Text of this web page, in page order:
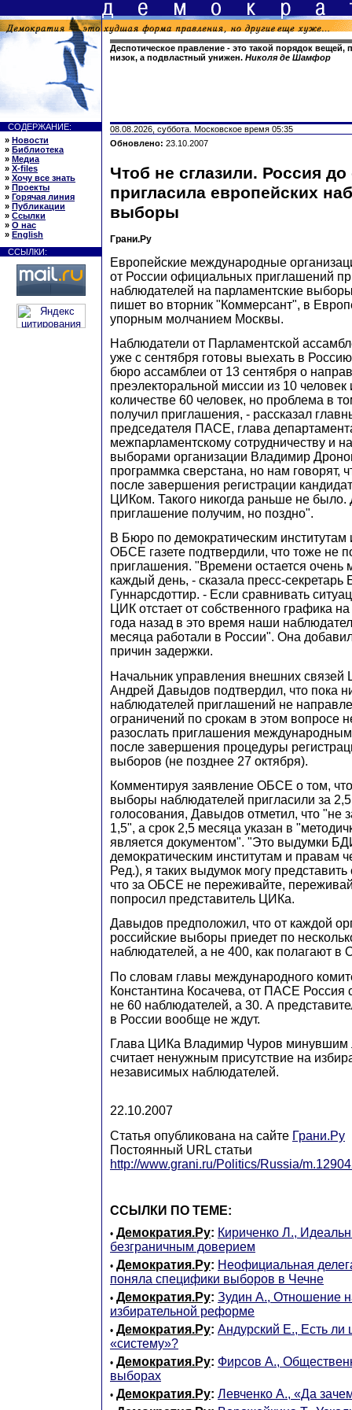
Деспотическое правление - это такой порядок
низок, а подвластный унижен. Николя де Шамфор
СОДЕРЖАНИЕ:
» Новости
» Библиотека
» Медиа
» X-files
» Хочу все знать
» Проекты
» Горячая линия
» Публикации
» Ссылки
» О нас
» English
ССЫЛКИ:
08.08.2026, суббота. Московское время 05:35
Обновлено: 23.10.2007
Чтоб не сглазили. Россия
пригласила европейских
выборы
Грани.Ру
Европейские международные
от России официальных приглашений
наблюдателей на парламентские
пишет во вторник "Коммерсант", в
упорным молчанием Москвы.
Наблюдатели от Парламентской
уже с сентября готовы выехать в
бюро ассамблеи от 13 сентября о
преэлекторальной миссии из 10
количестве 60 человек, но проблема в
получил приглашения, - рассказал
председателя ПАСЕ, глава
межпарламентскому сотрудничеству и
выборами организации Владимир
программка сверстана, но нам говорят,
после завершения регистрации
ЦИКом. Такого никогда раньше не
приглашение получим, но поздно".
В Бюро по демократическим институтам
ОБСЕ газете подтвердили, что тоже не
приглашения. "Времени остается очень
каждый день, - сказала пресс-секретарь
Гуннарсдоттир. - Если сравнивать
ЦИК отстает от собственного графика
года назад в это время наши
месяца работали в России". Она
причин задержки.
Начальник управления внешних связей
Андрей Давыдов подтвердил, что пока
наблюдателей приглашений не
ограничений по срокам в этом вопросе
разослать приглашения
после завершения процедуры
выборов (не позднее 27 октября).
Комментируя заявление ОБСЕ о том,
выборы наблюдателей пригласили за
голосования, Давыдов отметил, что "не
1,5", а срок 2,5 месяца указан в
является документом". "Это выдумки
демократическим институтам и правам
Ред.), я таких выдумок могу представить
что за ОБСЕ не переживайте,
попросил представитель ЦИКа.
Давыдов предположил, что от каждой
российские выборы приедет по
наблюдателей, а не 400, как полагают в
По словам главы международного
Константина Косачева, от ПАСЕ Россия
не 60 наблюдателей, а 30. А
в России вообще не ждут.
Глава ЦИКа Владимир Чуров минувшим
считает ненужным присутствие на
независимых наблюдателей.
22.10.2007
Статья опубликована на сайте Грани.Ру
Постоянный URL статьи
http://www.grani.ru/Politics/Russia/
ССЫЛКИ ПО ТЕМЕ:
• Демократия.Ру: Кириченко Л.,
безграничным доверием
• Демократия.Ру: Неофициальная
поняла специфики выборов в Чечне
• Демократия.Ру: Зудин А., Отношение
избирательной реформе
• Демократия.Ру: Андурский Е., Есть ли
«систему»?
• Демократия.Ру: Фирсов А.,
выборах
• Демократия.Ру: Левченко А., «Да